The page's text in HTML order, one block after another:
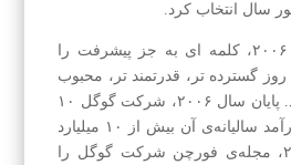
از سال ۱۹۹۶ تا سال ۲۰۰۶، کلمه ای به جز پیشرفت را
گسترده تر، قدرتمند تر، محبوب
تر و ثروتمند تر می شد. پایان سال ۲۰۰۶، شرکت گوگل ۱۰
هزار کارمند داشت و درآمد سالیانه‌ی آن بیش از ۱۰ میلیارد
دلار بود. در سال ۲۰۰۷، مجله‌ی فورچن شرکت گوگل را